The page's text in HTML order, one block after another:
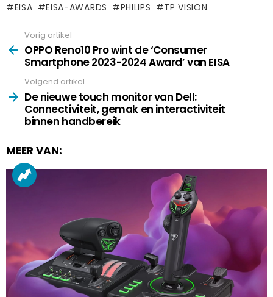
EISA EISA-AWARDS PHILIPS TP VISION
more
Vorig artikel
OPPO Reno10 Pro wint de ‘Consumer
Smartphone 2023-2024 Award’ van EISA
Volgend artikel
De nieuwe touch monitor van Dell:
Connectiviteit, gemak en interactiviteit
binnen handbereik
MEER VAN: